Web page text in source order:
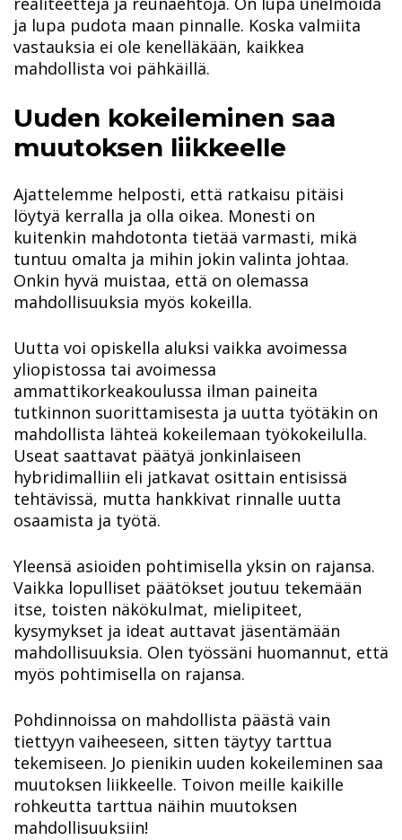
ja lupa pudota maan pinnalle. Koska valmiita
vastauksia ei ole kenelläkään, kaikkea
mahdollista voi pähkäillä.
Uuden kokeileminen saa
muutoksen liikkeelle
Ajattelemme helposti, että ratkaisu pitäisi
löytyä kerralla ja olla oikea. Monesti on
kuitenkin mahdotonta tietää varmasti, mikä
tuntuu omalta ja mihin jokin valinta johtaa.
Onkin hyvä muistaa, että on olemassa
mahdollisuuksia myös kokeilla.
Uutta voi opiskella aluksi vaikka avoimessa
yliopistossa tai avoimessa
ammattikorkeakoulussa ilman paineita
tutkinnon suorittamisesta ja uutta työtäkin on
mahdollista lähteä kokeilemaan työkokeilulla.
Useat saattavat päätyä jonkinlaiseen
hybridimalliin eli jatkavat osittain entisissä
tehtävissä, mutta hankkivat rinnalle uutta
osaamista ja työtä.
Yleensä asioiden pohtimisella yksin on rajansa.
Vaikka lopulliset päätökset joutuu tekemään
itse, toisten näkökulmat, mielipiteet,
kysymykset ja ideat auttavat jäsentämään
mahdollisuuksia. Olen työssäni huomannut, että
myös pohtimisella on rajansa.
Pohdinnoissa on mahdollista päästä vain
tiettyyn vaiheeseen, sitten täytyy tarttua
tekemiseen. Jo pienikin uuden kokeileminen saa
muutoksen liikkeelle. Toivon meille kaikille
rohkeutta tarttua näihin muutoksen
mahdollisuuksiin!